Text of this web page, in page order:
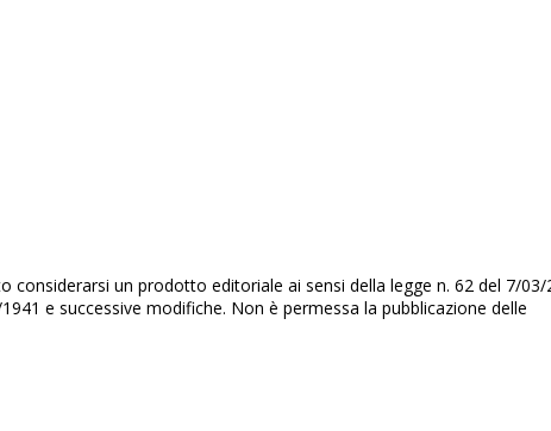
un prodotto editoriale ai sensi della legge n. 62 del 7/03/
e successive modifiche. Non è permessa la pubblicazione delle